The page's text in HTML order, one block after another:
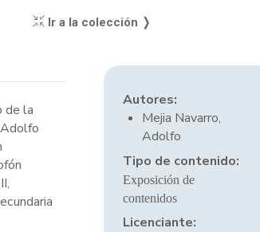
Ir a la colección ❭
de la
Autores:
Mejia Navarro,
Adolfo
Tipo de contenido:
Exposición de
contenidos
Licenciante: